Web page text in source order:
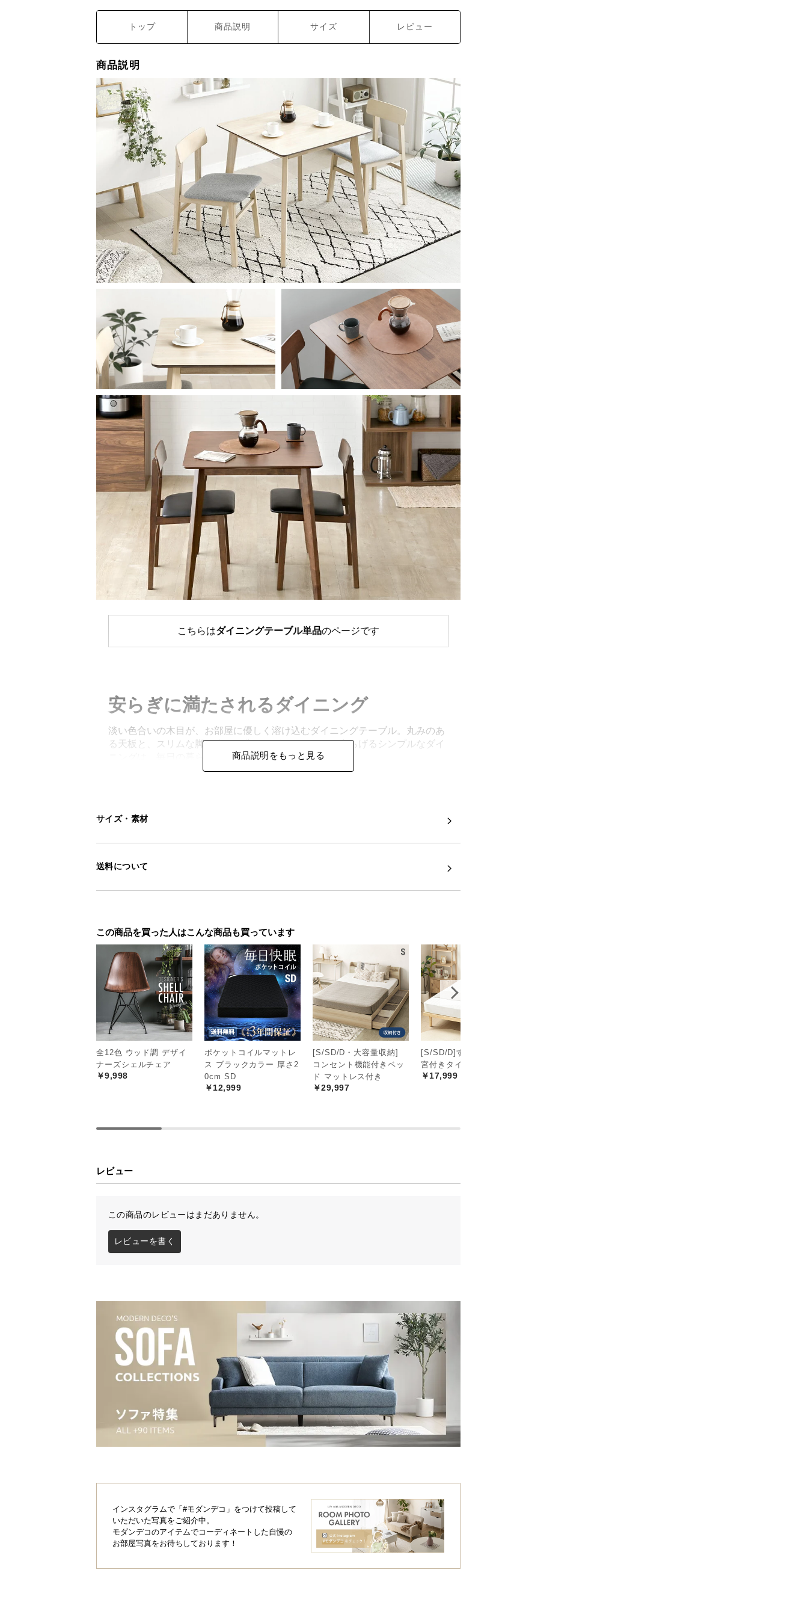
トップ 商品説明 サイズ レビュー
商品説明
こちらはダイニングテーブル単品のページです
安らぎに満たされるダイニング
淡い色合いの木目が、お部屋に優しく溶け込むダイニングテーブル。丸みのあ
る天板と、スリムな脚が映える北欧デザイン。ほっと安らげるシンプルなダイ
ニングは、毎日の暮らしを豊かにします。
< 前へ 次へ >
やさしい表情の北欧風デザイン
使う場面を選ばないデザインのため、暮らしの中の様々な場面で活用できま
す。
商品説明をもっと見る
サイズ・素材
送料について
この商品を買った人はこんな商品も買っています
全12色 ウッド調 デザイ
ナーズシェルチェア
￥9,998
ポケットコイルマットレ
ス ブラックカラー 厚さ2
0cm SD
￥12,999
[S/SD/D・大容量収納]
コンセント機能付きベッ
ド マットレス付き
￥29,997
[S/SD/D]すのこベッド
宮付きタイプ
￥17,999
レビュー
この商品のレビューはまだありません。
レビューを書く
インスタグラムで「#モダンデコ」をつけて投稿して
いただいた写真をご紹介中。
モダンデコのアイテムでコーディネートした自慢の
お部屋写真をお待ちしております！